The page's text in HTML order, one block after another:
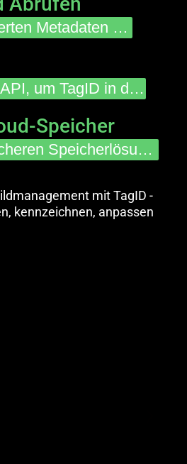
Mit angereicherten Metadaten und integrierter Suche lassen sich Ihre Bilder leicht auffinden.
Nutze unsere API, um TagID in deine bestehenden Plattformen einzubinden.
Speicher
Mit unserer sicheren Speicherlösung kannst du jederzeit und überall auf deine markierten Bilder zugreifen.
mit TagID -
kennzeichnen, anpassen